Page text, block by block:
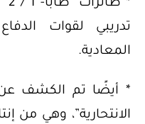
*
تدريبي لقوات
المعادية.
* أيضًا تم الكشف عن
الانتحارية”، وهي من